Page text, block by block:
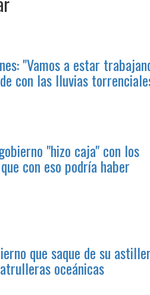
"Vamos a estar
con las lluvias
"hizo caja" con los
con eso podría haber
que saque de su
oceánicas